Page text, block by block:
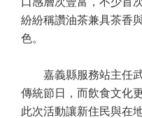
紛紛稱讚油茶兼具茶香
色。
嘉義縣服務站主任武
傳統節日，而飲食文化
此次活動讓新住民與在